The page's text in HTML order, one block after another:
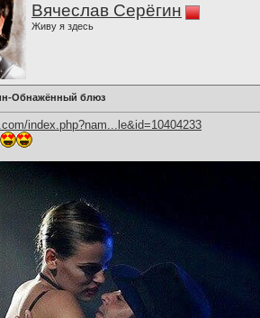
Вячеслав Серёгин
Живу я здесь
Обнажённый блюз
index.php?nam...le&id=10404233